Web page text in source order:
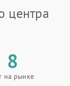
центра
8
на рынке